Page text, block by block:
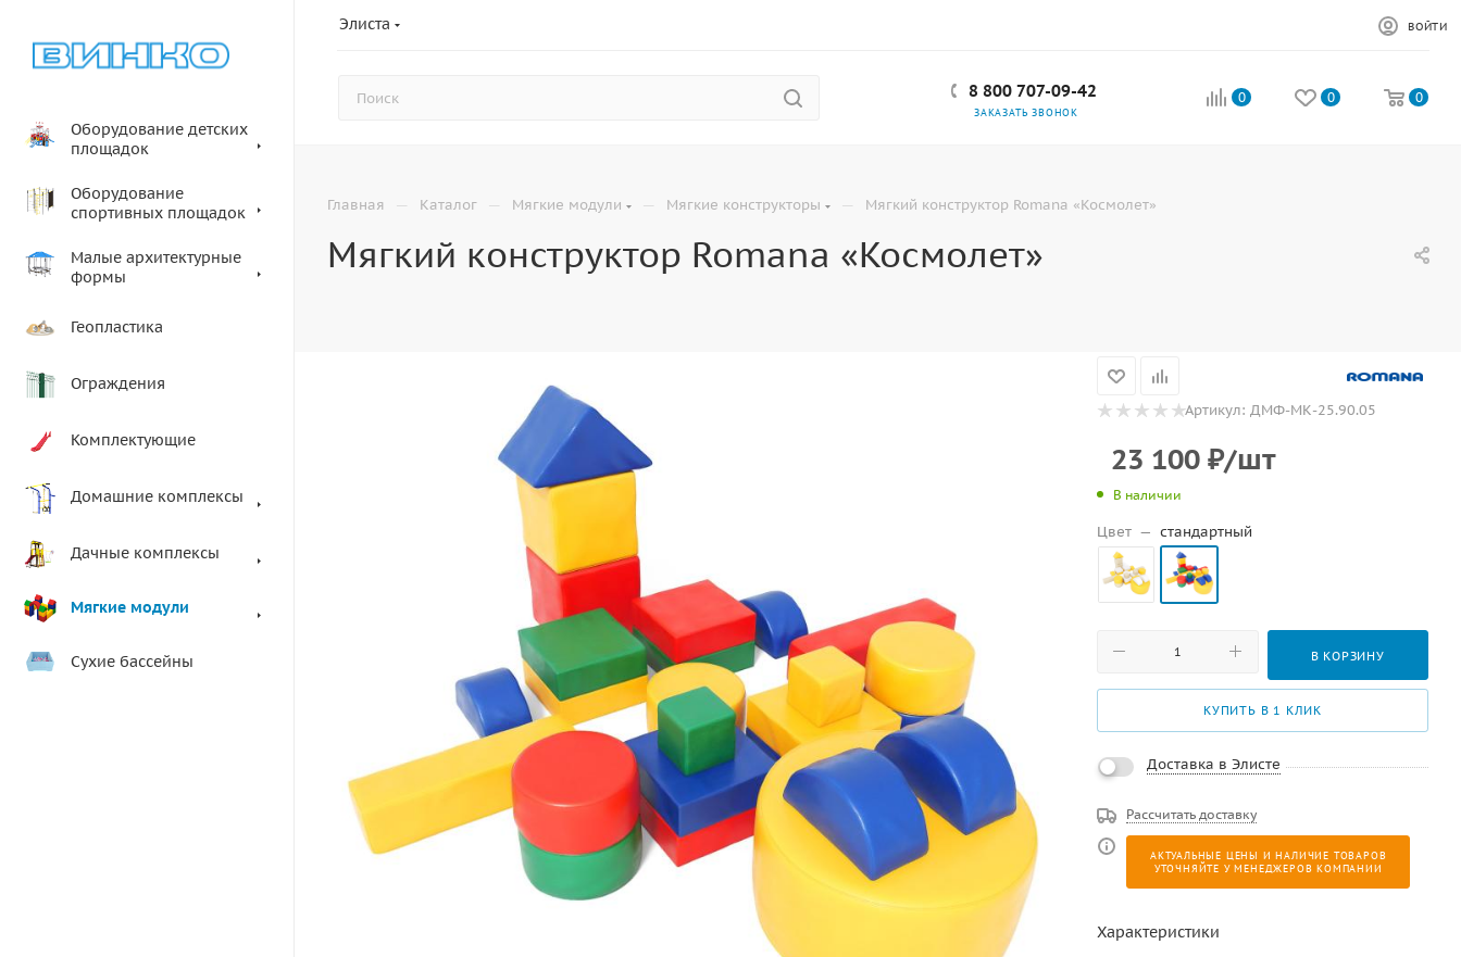
Элиста ВОЙТИ
8 800 707-09-42
ЗАКАЗАТЬ ЗВОНОК
0 0 0
Оборудование детских
площадок
Оборудование
спортивных площадок
Малые архитектурные
формы
Геопластика
Ограждения
Комплектующие
Домашние комплексы
Дачные комплексы
Мягкие модули
Сухие бассейны
Главная — Каталог — Мягкие модули — Мягкие конструкторы — Мягкий конструктор Romana «Космолет»
Мягкий конструктор Romana «Космолет»
Артикул: ДМФ-МК-25.90.05
23 100 ₽/шт
В наличии
Цвет — стандартный
В КОРЗИНУ
КУПИТЬ В 1 КЛИК
Доставка в Элисте
Рассчитать доставку
АКТУАЛЬНЫЕ ЦЕНЫ И НАЛИЧИЕ ТОВАРОВ
УТОЧНЯЙТЕ У МЕНЕДЖЕРОВ КОМПАНИИ
Характеристики